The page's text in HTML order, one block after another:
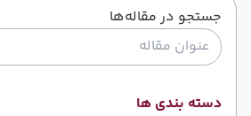
جستجو در مقاله‌ها
دسته بندی ها